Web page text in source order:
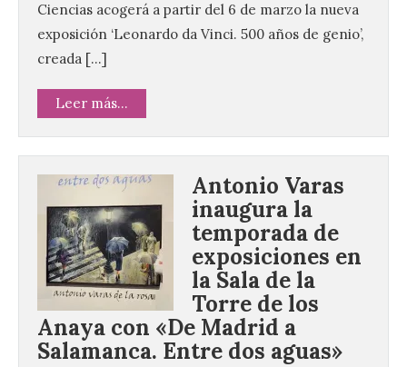
Ciencias acogerá a partir del 6 de marzo la nueva
exposición ‘Leonardo da Vinci. 500 años de genio’,
creada […]
Leer más...
Antonio Varas
inaugura la
temporada de
exposiciones en
la Sala de la
Torre de los
Anaya con «De Madrid a
Salamanca. Entre dos aguas»